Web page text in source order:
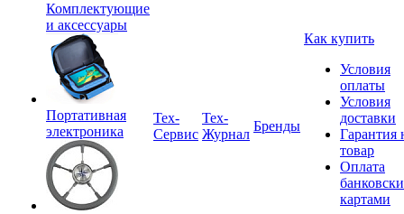
Комплектующие
и аксессуары
Портативная
электроника
Tex-
Сервис
Тех-
Журнал
Бренды
Как купить
Условия
оплаты
Условия
доставки
Гарантия
товар
Оплата
картами